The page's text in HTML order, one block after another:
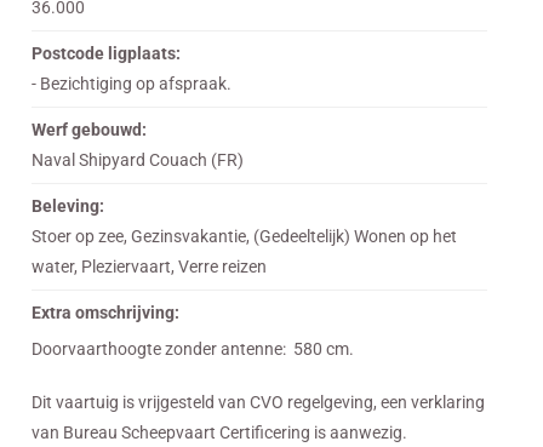
36.000
Postcode ligplaats:
- Bezichtiging op afspraak.
Werf gebouwd:
Naval Shipyard Couach (FR)
Beleving:
Stoer op zee, Gezinsvakantie, (Gedeeltelijk) Wonen op het
water, Pleziervaart, Verre reizen
Extra omschrijving:
Doorvaarthoogte zonder antenne: 580 cm.
Dit vaartuig is vrijgesteld van CVO regelgeving, een verklaring
van Bureau Scheepvaart Certificering is aanwezig.